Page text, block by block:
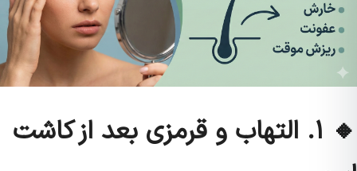
🔸 ۱. التهاب و قرمزی بعد از کاشت